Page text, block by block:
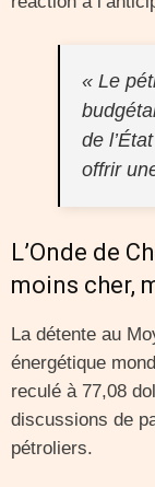
« Le
de
offrir
L’Onde de
moins cher,
La détente au
énergétique
reculé à 77,08
discussions de
pétroliers.